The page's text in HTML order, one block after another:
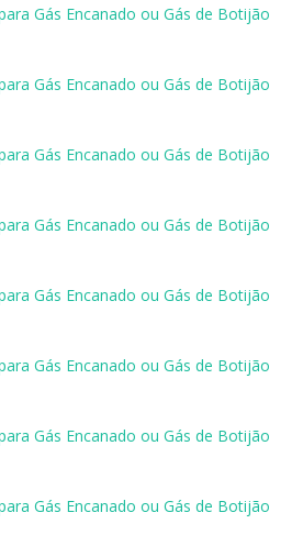
Gás Encanado ou Gás de Botijão
Gás Encanado ou Gás de Botijão
Gás Encanado ou Gás de Botijão
Gás Encanado ou Gás de Botijão
Gás Encanado ou Gás de Botijão
Gás Encanado ou Gás de Botijão
Gás Encanado ou Gás de Botijão
Gás Encanado ou Gás de Botijão